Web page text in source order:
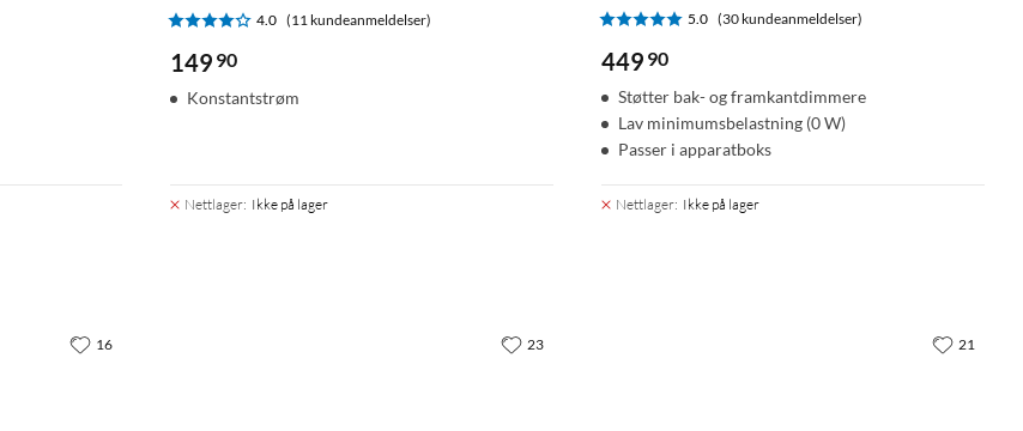
4.0 (11 kundeanmeldelser)
149 90
Konstantstrøm
Nettlager: Ikke på lager
5.0 (30 kundeanmeldelser)
449 90
Støtter bak- og framkantdimmere
Lav minimumsbelastning (0 W)
Passer i apparatboks
Nettlager: Ikke på lager
16 23 21